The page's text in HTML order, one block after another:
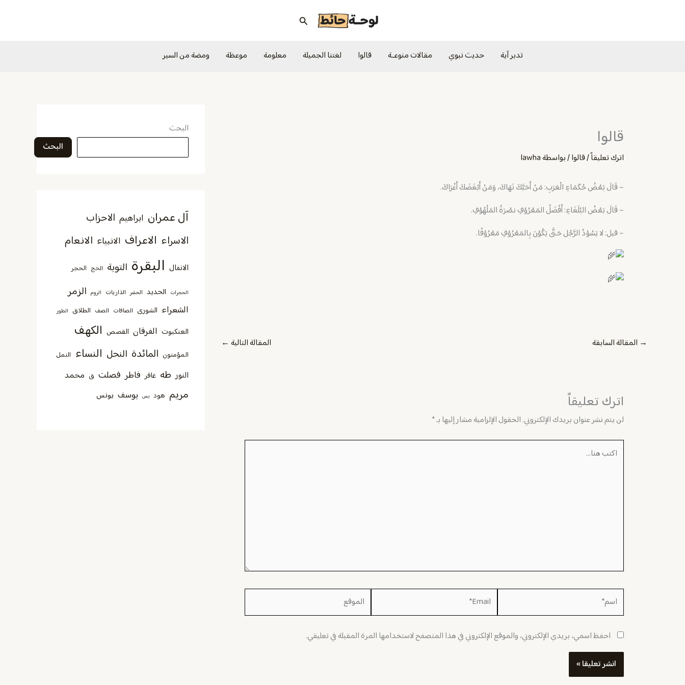
البحث
تدبر آية حديث نبوي مقالات منوعــة قالوا لغتنا الجميلة معلومة موعظة ومضة من السير
قالوا
اترك تعليقاً/قالوا/ بواسطةlawha
– ‏قَالَ بَعْضُ حُكَمَاءِ الْعَرَبِ: مَنْ أَحَبَّكَ نَهَاكَ، وَمَنْ أَبْغَضَكَ أَغْرَاكَ.
– ‏قَالَ بَعْضُ البُلَغَاءِ: أَفْضَلُ المَعْرُوْفِ نصْرَةُ المَلْهُوْفِ.
– ‏قيل: لا يَسُوْدُ الرَّجُل حَتَّى يَكُوْنَ بِالمَعْرُوْفِ مَعْرُوْفًا.
→ المقالة السابقة المقالة التالية ←
اترك تعليقاً
لن يتم نشر عنوان بريدك الإلكتروني.الحقول الإلزامية مشار إليها بـ*
اكتب
اسم* Email* الموقع
احفظ اسمي، بريدي الإلكتروني، والموقع الإلكتروني في هذا المتصفح لاستخدامها المرة المقبلة في تعليقي.
البحث
البحث
آل عمران ابراهيم الاحزاب
الاسراء الاعراف الانبياء الانعام
الانفال البقرة التوبة الحج الحجر
الحجرات الحديد الحشر الذاريات الروم الزمر
الشعراء الشورى الصافات الصف الطلاق الطور
العنكبوت الفرقان القصص الكهف
المؤمنون المائدة النحل النساء النمل
النور طه غافر فاطر فصلت ق محمد
مريم هود يس يوسف يونس